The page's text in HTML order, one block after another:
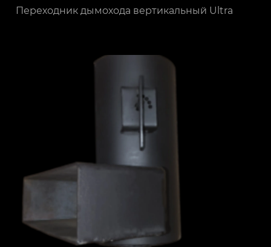
Переходник дымохода вертикальный Ultra